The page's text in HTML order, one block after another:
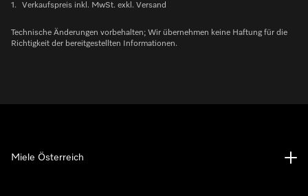
1. Verkaufspreis inkl. MwSt. exkl. Versand
Technische Änderungen vorbehalten; Wir übernehmen keine Haftung für die
Richtigkeit der bereitgestellten Informationen.
Miele Österreich